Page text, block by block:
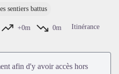
Voir l'image en plein écran
sentiers battus
+0m 0m
Itinérance
afin d'y avoir accès hors